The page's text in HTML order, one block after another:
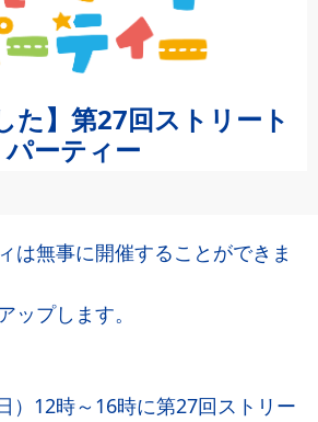
た】第27回ストリート
パーティー
は無事に開催することができま
ップします。
）12時～16時に第27回ストリー